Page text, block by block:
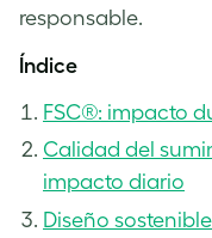
responsable.
Índice
FSC®: impacto
Calidad del
impacto diario
Diseño